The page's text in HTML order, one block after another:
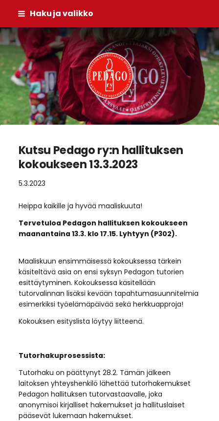
Siirry
sisältöön
Haku ja valikko
Pedago ry
Kutsu Pedago ry:n hallituksen
kokoukseen 13.3.2023
5.3.2023
Heippa kaikille ja hyvää maaliskuuta!
Tervetuloa Pedagon hallituksen kokoukseen
maanantaina 13.3. klo 17.15. Lyhtyyn (P302).
Maaliskuun ensimmäisessä kokouksessa tärkein
käsiteltävä asia on ensi syksyn Pedagon tutorien
esittäytyminen. Kokouksessa käsitellään
tutorvalinnan lisäksi kevään tapahtumasuunnitelmia
esimerkiksi työelämäpäivää sekä herkkuapproja!
Kokouksen esityslista löytyy liitteenä.
Tutorhakuprosessista:
Tutorhaku on päättynyt 28.2. Tämän jälkeen
laitoksen yhteyshenkilö lähettää tutorhakemukset
Pedagon hallituksen tutorvastaavalle, joka
anonymisoi kirjalliset hakemukset ja hallituslaiset
pääsevät lukemaan hakemukset.